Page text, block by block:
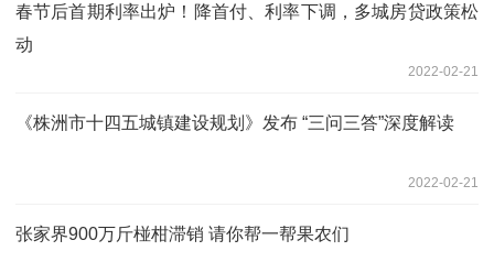
春节后首期利率出炉！降首付、利率下调，多城房贷政策松
动
2022-02-21
《株洲市十四五城镇建设规划》发布 “三问三答”深度解读
2022-02-21
张家界900万斤椪柑滞销 请你帮一帮果农们